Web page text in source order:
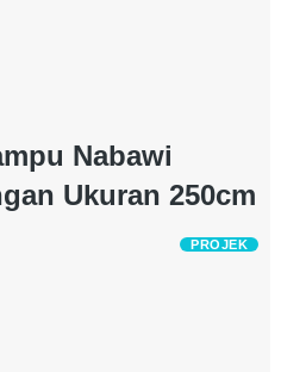
Nabawi
Ukuran 250cm
PROJEK